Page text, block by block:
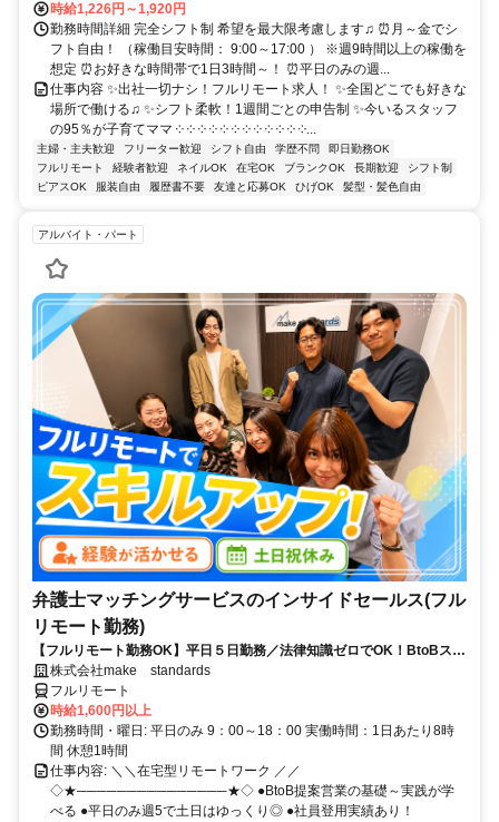
時給1,226円～1,920円
勤務時間詳細 完全シフト制 希望を最大限考慮します♫ ⏰月～金でシ
フト自由！ （稼働目安時間： 9:00～17:00 ） ※週9時間以上の稼働を
想定 ⏰お好きな時間帯で1日3時間～！ ⏰平日のみの週...
仕事内容 ✨出社一切ナシ！フルリモート求人！ ✨全国どこでも好きな
場所で働ける♫ ✨シフト柔軟！1週間ごとの申告制 ✨今いるスタッフ
の95％が子育てママ ༶ ༶ ༶ ༶ ༶ ༶ ༶ ༶ ༶ ༶ ༶ ༶...
主婦・主夫歓迎 フリーター歓迎 シフト自由 学歴不問
即日勤務OK
フルリモート
経験者歓迎 ネイルOK 在宅OK ブランクOK 長期歓迎
シフト制
ピアスOK
服装自由 履歴書不要 友達と応募OK ひげOK 髪型・髪色自由
アルバイト・パート
弁護士マッチングサービスのインサイドセールス(フル
リモート勤務)
【フルリモート勤務OK】平日５日勤務／法律知識ゼロでOK！BtoBスキ
ルが身につく営業職
株式会社make standards
フルリモート
時給1,600円以上
勤務時間・曜日: 平日のみ 9：00～18：00 実働時間：1日あたり8時
間 休憩1時間
仕事内容: ＼＼在宅型リモートワーク ／／
◇★───────────────★◇ ●BtoB提案営業の基礎～実践が学
べる ●平日のみ週5で土日はゆっくり◎ ●社員登用実績あり！